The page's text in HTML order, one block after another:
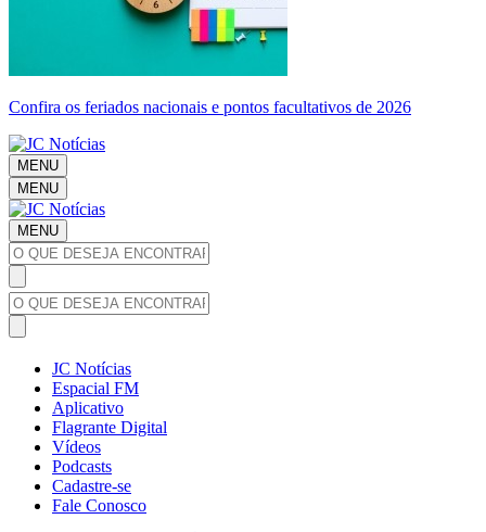
Confira os feriados nacionais e pontos facultativos de 2026
MENU
MENU
MENU
JC Notícias
Espacial FM
Aplicativo
Flagrante Digital
Vídeos
Podcasts
Cadastre-se
Fale Conosco